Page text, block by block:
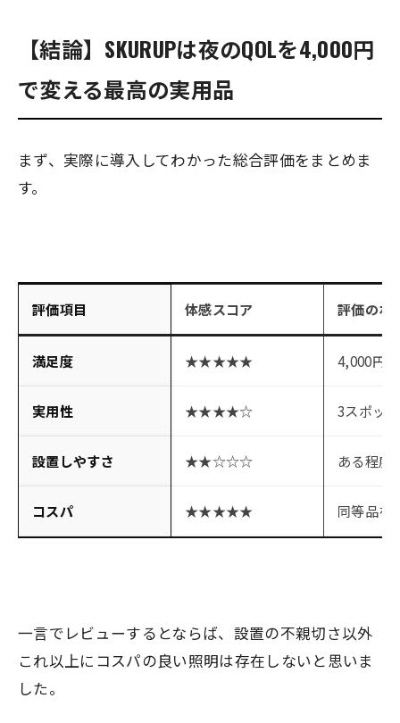
【結論】SKURUPは夜のQOLを4,000円
で変える最高の実用品
まず、実際に導入してわかった総合評価をまとめま
す。
評価項目 体感スコア 評価のポ
満足度 ★★★★★ 4,000円
実用性 ★★★★☆ 3スポッ
設置しやすさ ★★☆☆☆ ある程度
コスパ ★★★★★ 同等品を
一言でレビューするとならば、設置の不親切さ以外
これ以上にコスパの良い照明は存在しないと思いま
した。